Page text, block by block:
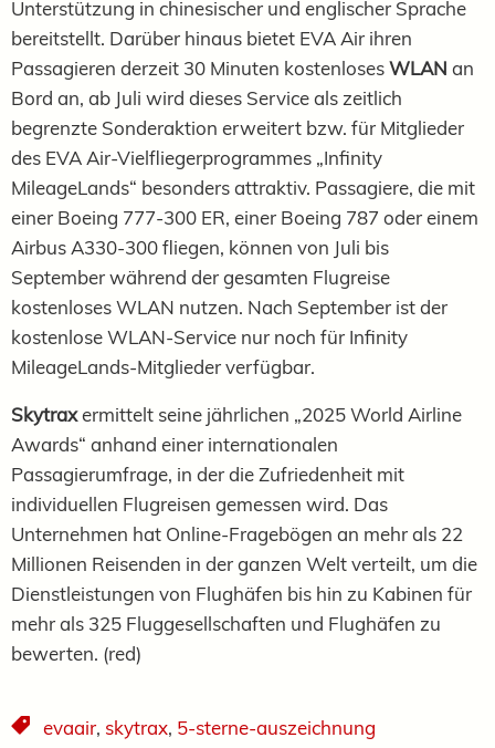
Unterstützung in chinesischer und englischer Sprache
bereitstellt. Darüber hinaus bietet EVA Air ihren
Passagieren derzeit 30 Minuten kostenlosesWLAN an
Bord an, ab Juli wird dieses Service als zeitlich
begrenzte Sonderaktion erweitert bzw. für Mitglieder
des EVA Air-Vielfliegerprogrammes „Infinity
MileageLands“ besonders attraktiv. Passagiere, die mit
einer Boeing 777-300 ER, einer Boeing 787 oder einem
Airbus A330-300 fliegen, können von Juli bis
September während der gesamten Flugreise
kostenloses WLAN nutzen. Nach September ist der
kostenlose WLAN-Service nur noch für Infinity
MileageLands-Mitglieder verfügbar.
Skytraxermittelt seine jährlichen „2025 World Airline
Awards“ anhand einer internationalen
Passagierumfrage, in der die Zufriedenheit mit
individuellen Flugreisen gemessen wird. Das
Unternehmen hat Online-Fragebögen an mehr als 22
Millionen Reisenden in der ganzen Welt verteilt, um die
Dienstleistungen von Flughäfen bis hin zu Kabinen für
mehr als 325 Fluggesellschaften und Flughäfen zu
bewerten. (red)
evaair, skytrax, 5-sterne-auszeichnung